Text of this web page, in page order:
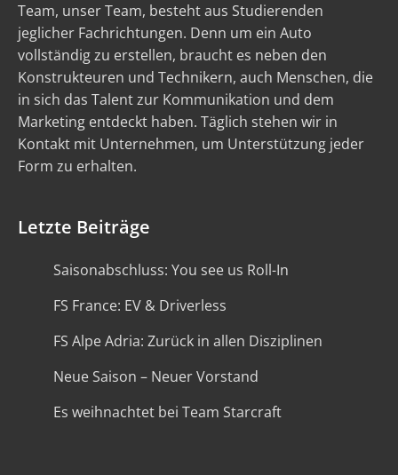
Team, unser Team, besteht aus Studierenden
jeglicher Fachrichtungen. Denn um ein Auto
vollständig zu erstellen, braucht es neben den
Konstrukteuren und Technikern, auch Menschen, die
in sich das Talent zur Kommunikation und dem
Marketing entdeckt haben. Täglich stehen wir in
Kontakt mit Unternehmen, um Unterstützung jeder
Form zu erhalten.
Letzte Beiträge
Saisonabschluss: You see us Roll-In
FS France: EV & Driverless
FS Alpe Adria: Zurück in allen Disziplinen
Neue Saison – Neuer Vorstand
Es weihnachtet bei Team Starcraft